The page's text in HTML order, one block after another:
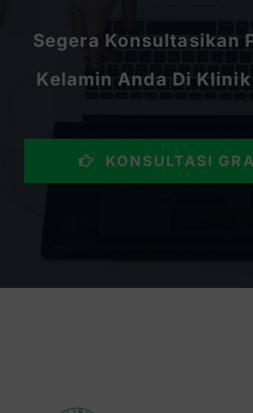
Segera Konsultasikan
Kelamin Anda Di
KONSULTASI